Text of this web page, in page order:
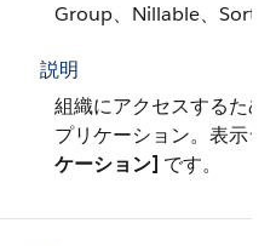
Group、Nillable、Sort
説明
組織にアクセスするため
プリケーション。表示
ケーション] です。